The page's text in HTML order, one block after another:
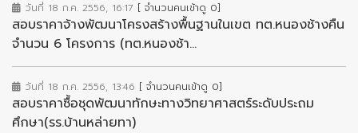
วันที่ 18 ก.ค. 2556, 16:17 [ จำนวนคนเข้าดู 0]
สอบราคาจ้างพัฒนาโครงสร้างพื้นฐานในเขต ทต.หนองช้างคืน
จำนวน 6 โครงการ (ทต.หนองช้า...
วันที่ 18 ก.ค. 2556, 13:46 [ จำนวนคนเข้าดู 0]
สอบราคาซื้อชุดพัฒนาทักษะทางวิทยาศาสตร์ระดับประถม
ศึกษา(รร.บ้านหล่ายทา)